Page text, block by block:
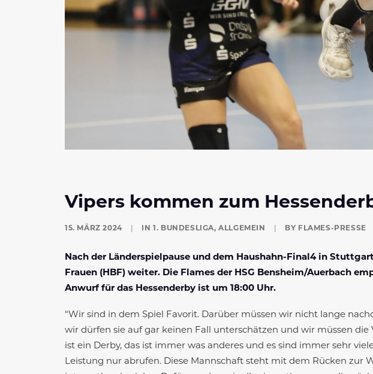
Vipers kommen zum
15. MÄRZ 2024 IN 1. BUNDESLIGA,ALLGEMEIN BY FLAMES-PRESSE
Nach der Länderspielpause und dem Haushahn-Final4 in
Frauen (HBF) weiter. Die Flames der HSG Bensheim/Auerbach
Anwurf für das Hessenderby ist um 18:00 Uhr.
“Wir sind in dem Spiel Favorit. Darüber müssen wir nicht lange
wir dürfen sie auf gar keinen Fall unterschätzen und wir müssen
ist ein Derby, das ist immer was anderes und es sind immer sehr
Leistung nur abrufen. Diese Mannschaft steht mit dem Rücken zur